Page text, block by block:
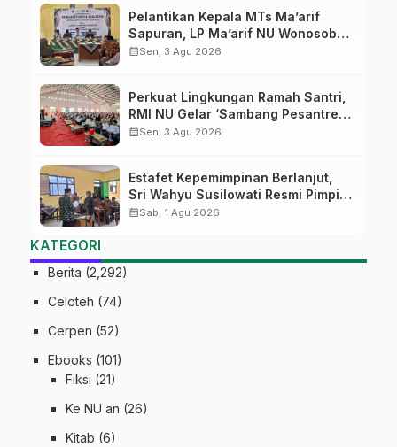
Pelantikan Kepala MTs Ma’arif
Sapuran, LP Ma’arif NU Wonosobo
Tekankan Lima Amanah
calendar_monthSen, 3 Agu 2026
Perkuat Lingkungan Ramah Santri,
RMI NU Gelar ‘Sambang Pesantren’
di Pati
calendar_monthSen, 3 Agu 2026
Estafet Kepemimpinan Berlanjut,
Sri Wahyu Susilowati Resmi Pimpin
MTs Ma’arif Sapuran
calendar_monthSab, 1 Agu 2026
KATEGORI
Berita (2,292)
Celoteh (74)
Cerpen (52)
Ebooks (101)
Fiksi (21)
Ke NU an (26)
Kitab (6)